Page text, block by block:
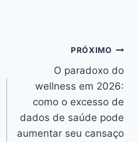
PRÓXIMO
O paradoxo do
wellness em 2026:
como o excesso de
dados de saúde pode
aumentar seu cansaço